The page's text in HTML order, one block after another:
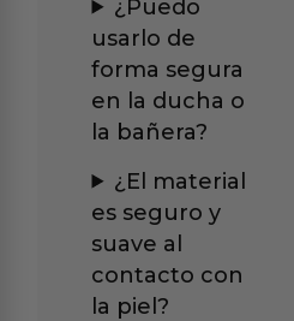
¿Puedo
usarlo de
forma segura
en la ducha o
la bañera?
¿El material
es seguro y
suave al
contacto con
la piel?